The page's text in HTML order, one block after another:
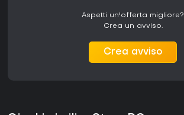
Aspetti un'offerta migliore?
Crea un avviso.
Crea avviso